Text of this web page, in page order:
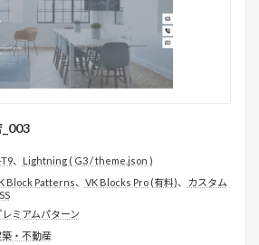
、
Lightning ( G3 / theme.json )
Block Patterns、 VK Blocks Pro (有料)、
カスタム
レミアムパターン
築・不動産